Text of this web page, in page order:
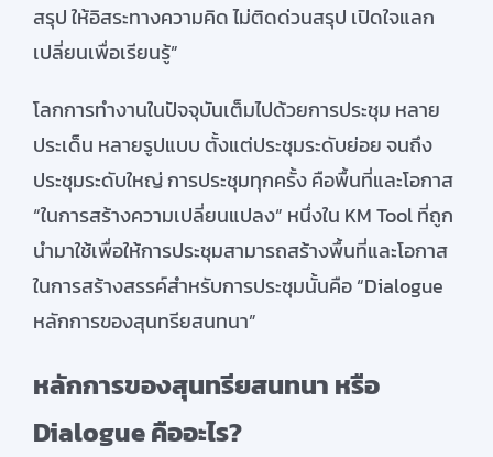
สรุป ให้อิสระทางความคิด ไม่ติดด่วนสรุป เปิดใจแลก
เปลี่ยนเพื่อเรียนรู้”
โลกการทำงานในปัจจุบันเต็มไปด้วยการประชุม หลาย
ประเด็น หลายรูปแบบ ตั้งแต่ประชุมระดับย่อย จนถึง
ประชุมระดับใหญ่ การประชุมทุกครั้ง คือพื้นที่และโอกาส
“ในการสร้างความเปลี่ยนแปลง” หนึ่งใน KM Tool ที่ถูก
นำมาใช้เพื่อให้การประชุมสามารถสร้างพื้นที่และโอกาส
ในการสร้างสรรค์สำหรับการประชุมนั้นคือ “Dialogue
หลักการของสุนทรียสนทนา”
หลักการของสุนทรียสนทนา หรือ
Dialogue คืออะไร?